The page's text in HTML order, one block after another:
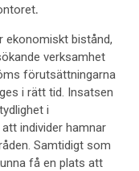
.
ekonomiskt bistånd,
verksamhet
förutsättningarna
i rätt tid. Insatsen
i
individer hamnar
Samtidigt som
få en plats att